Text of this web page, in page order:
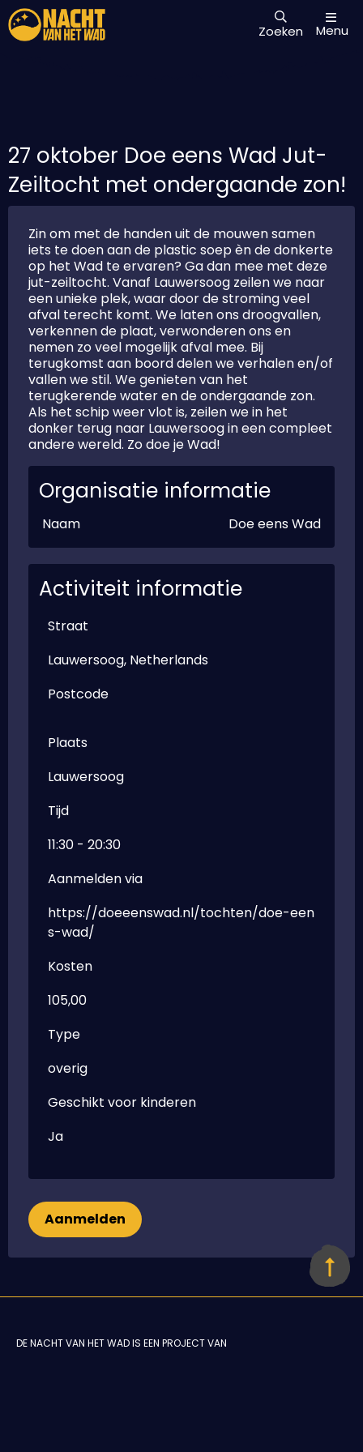
Zoeken Menu
27 oktober Doe eens Wad Jut-
Zeiltocht met ondergaande zon!
Zin om met de handen uit de mouwen samen
iets te doen aan de plastic soep èn de donkerte
op het Wad te ervaren? Ga dan mee met deze
jut-zeiltocht. Vanaf Lauwersoog zeilen we naar
een unieke plek, waar door de stroming veel
afval terecht komt. We laten ons droogvallen,
verkennen de plaat, verwonderen ons en
nemen zo veel mogelijk afval mee. Bij
terugkomst aan boord delen we verhalen en/of
vallen we stil. We genieten van het
terugkerende water en de ondergaande zon.
Als het schip weer vlot is, zeilen we in het
donker terug naar Lauwersoog in een compleet
andere wereld. Zo doe je Wad!
Organisatie informatie
Naam Doe eens Wad
Activiteit informatie
Straat
Lauwersoog, Netherlands
Postcode
Plaats
Lauwersoog
Tijd
11:30 - 20:30
Aanmelden via
https://doeeenswad.nl/tochten/doe-een
s-wad/
Kosten
105,00
Type
overig
Geschikt voor kinderen
Ja
Aanmelden
DE NACHT VAN HET WAD IS EEN PROJECT VAN